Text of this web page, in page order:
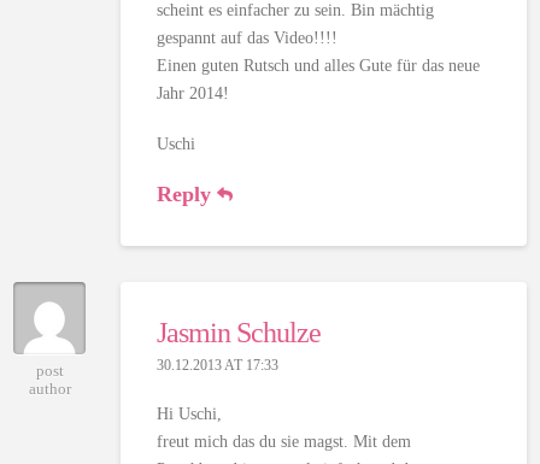
scheint es einfacher zu sein. Bin mächtig
gespannt auf das Video!!!!
Einen guten Rutsch und alles Gute für das neue
Jahr 2014!
Uschi
Reply
post
author
Jasmin Schulze
30.12.2013 AT 17:33
Hi Uschi,
freut mich das du sie magst. Mit dem